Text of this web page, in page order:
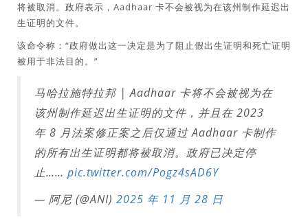
将被取消。政府表示，Aadhaar 卡不会被视为在该州制作延迟出
生证明的文件。
该命令称：“政府做出这一决定是为了阻止假出生证明和死亡证明
被用于非法目的。”
马哈拉施特拉邦 | Aadhaar 卡将不会被视为在
该州制作延迟出生证明的文件，并且在 2023
年 8 月法案修正案之后仅通过 Aadhaar 卡制作
的所有出生证明都将被取消。政府已决定停
止…… pic.twitter.com/Pogz4sAD6Y
— 阿尼 (@ANI) 2025 年 11 月 28 日